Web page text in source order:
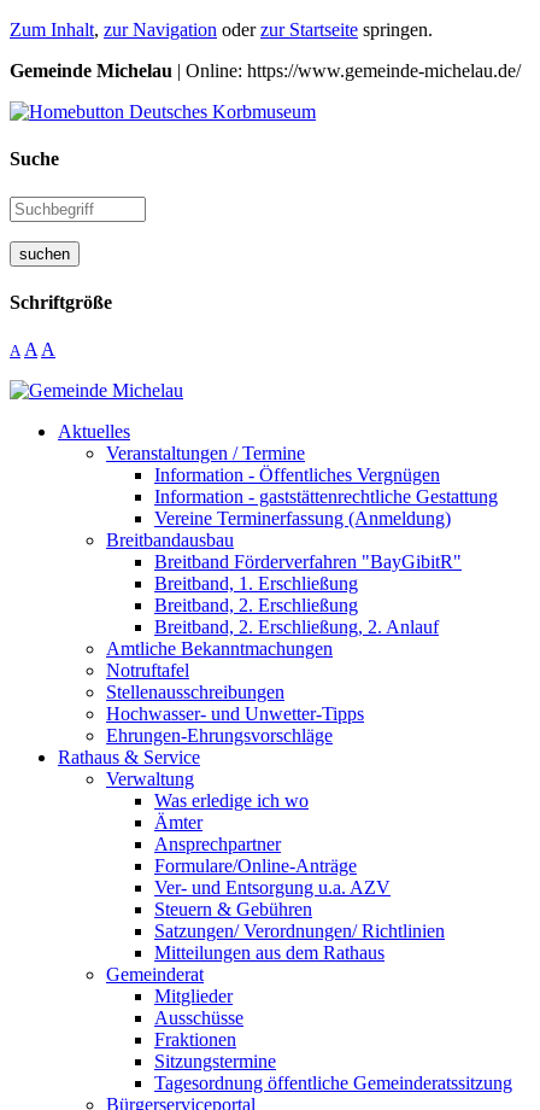
Zum Inhalt, zur Navigation oderzur Startseite springen.
Gemeinde Michelau | Online: https://www.gemeinde-michelau.de/
Suche
suchen
Schriftgröße
A A A
Aktuelles
Veranstaltungen / Termine
Information - Öffentliches Vergnügen
Information - gaststättenrechtliche Gestattung
Vereine Terminerfassung (Anmeldung)
Breitbandausbau
Breitband Förderverfahren "BayGibitR"
Breitband, 1. Erschließung
Breitband, 2. Erschließung
Breitband, 2. Erschließung, 2. Anlauf
Amtliche Bekanntmachungen
Notruftafel
Stellenausschreibungen
Hochwasser- und Unwetter-Tipps
Ehrungen-Ehrungsvorschläge
Rathaus & Service
Verwaltung
Was erledige ich wo
Ämter
Ansprechpartner
Formulare/Online-Anträge
Ver- und Entsorgung u.a. AZV
Steuern & Gebühren
Satzungen/ Verordnungen/ Richtlinien
Mitteilungen aus dem Rathaus
Gemeinderat
Mitglieder
Ausschüsse
Fraktionen
Sitzungstermine
Tagesordnung öffentliche Gemeinderatssitzung
Bürgerserviceportal